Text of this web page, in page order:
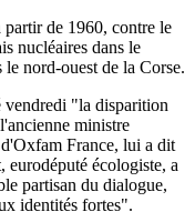
partir de 1960, contre le
nucléaires dans le
nord-ouest de la Corse.
vendredi "la disparition
ministre
France, lui a dit
eurodéputé écologiste, a
partisan du dialogue,
identités fortes".